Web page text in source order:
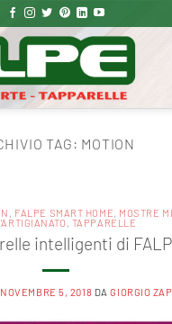
TAG: MOTION
, FALPE SMART HOME, MOSTRE
, TAPPARELLE
intelligenti di
NOVEMBRE 5, 2018 DAGIORGIO